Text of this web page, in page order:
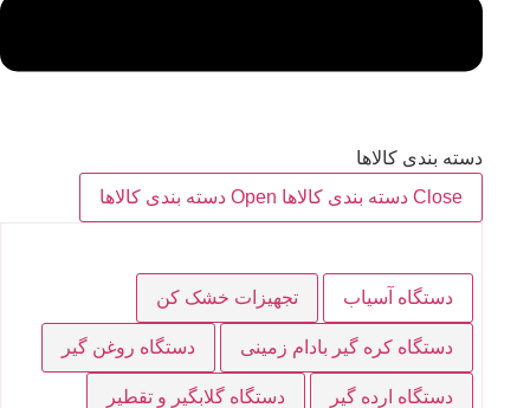
دسته بندی کالاها
Close دسته بندی کالاها
Open دسته بندی کالاها
دستگاه آسیاب تجهیزات خشک کن
دستگاه کره گیر بادام زمینی دستگاه روغن گیر
دستگاه ارده گیر دستگاه گلابگیر و تقطیر